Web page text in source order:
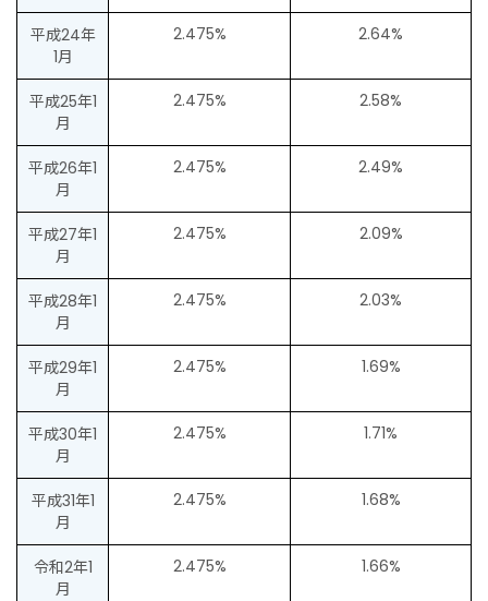
平成24年
1月
2.475% 2.64%
平成25年1
月
2.475% 2.58%
平成26年1
月
2.475% 2.49%
平成27年1
月
2.475% 2.09%
平成28年1
月
2.475% 2.03%
平成29年1
月
2.475% 1.69%
平成30年1
月
2.475% 1.71%
平成31年1
月
2.475% 1.68%
令和2年1
月
2.475% 1.66%